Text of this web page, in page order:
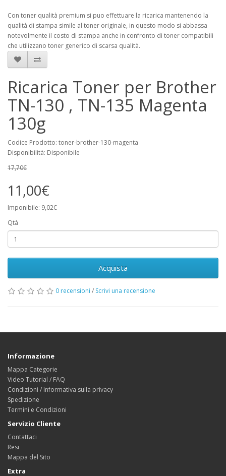
Con toner qualità premium si puo effettuare la ricarica mantenendo la
qualità di stampa simile al toner originale, in questo modo si abbassa
notevolmente il costo di stampa anche in confronto di toner compatibili
che utilizzano toner generico di scarsa qualità.
Ricarica Toner per Brother
TN-130 , TN-135 Magenta
130g
Codice Prodotto: toner-brother-130-magenta
Disponibilità: Disponibile
17,70€
11,00€
Imponibile: 9,02€
Qtà
Acquista
0 recensioni / Scrivi una recensione
Informazione
Mappa Categorie
Video Tutorial / FAQ
Condizioni / Informativa sulla privacy
Spedizione
Termini e Condizioni
Servizio Cliente
Contattaci
Resi
Mappa del Sito
Extra